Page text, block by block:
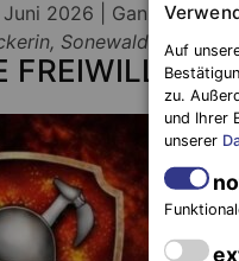
2026 | Ganztägig
Sonewalde OT
FREIWILLIGE
Auf
zu.
und Ihrer
unserer